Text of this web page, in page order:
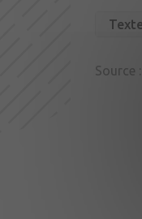
Source :